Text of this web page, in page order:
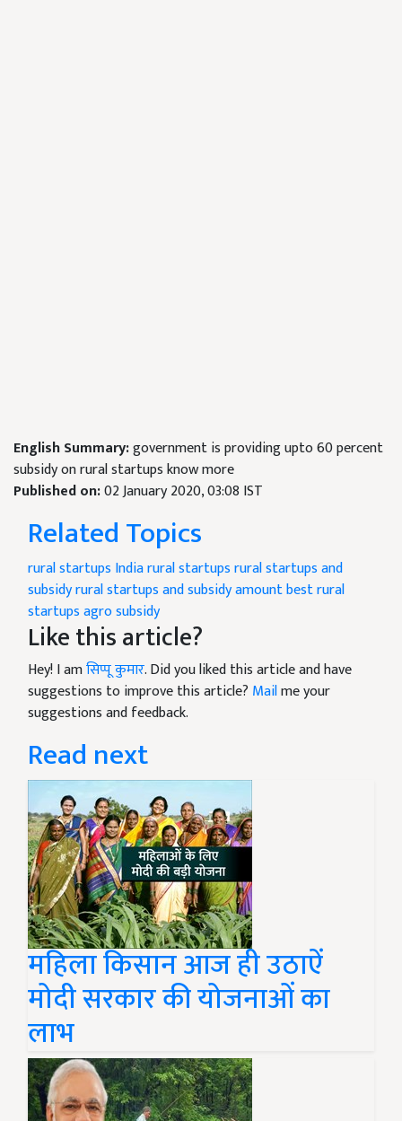
English Summary:government is providing upto 60 percent
subsidy on rural startups know more
Published on:02 January 2020, 03:08 IST
Related Topics
rural startups Indiarural startupsrural startups and
subsidyrural startups and subsidy amountbest rural
startupsagro subsidy
Like this article?
Hey! I amसिप्पू कुमार. Did you liked this article and have
suggestions to improve this article? Mailme your
suggestions and feedback.
Read next
महिला किसान आज ही उठाऐं
मोदी सरकार की योजनाओं का
लाभ